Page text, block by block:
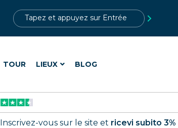
TOUR LIEUX BLOG
Inscrivez-vous sur le site et ricevi subito 3%